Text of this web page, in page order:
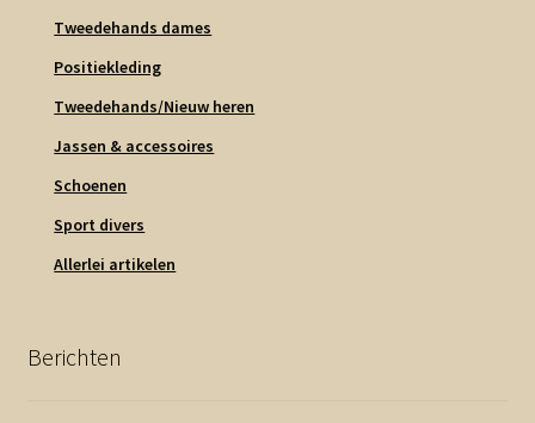
Tweedehands dames
Positiekleding
Tweedehands/Nieuw heren
Jassen & accessoires
Schoenen
Sport divers
Allerlei artikelen
Berichten